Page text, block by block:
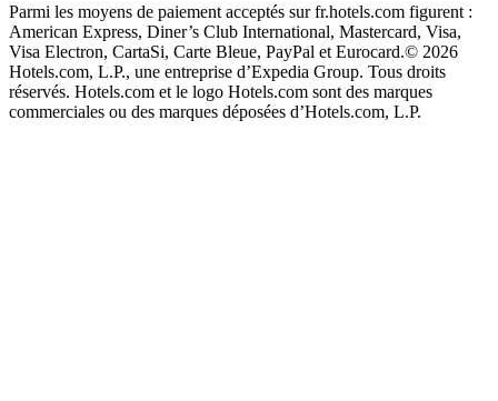
Parmi les moyens de paiement acceptés sur fr.hotels.com figurent :
American Express, Diner’s Club International, Mastercard, Visa,
Visa Electron, CartaSi, Carte Bleue, PayPal et Eurocard.© 2026
Hotels.com, L.P., une entreprise d’Expedia Group. Tous droits
réservés. Hotels.com et le logo Hotels.com sont des marques
commerciales ou des marques déposées d’Hotels.com, L.P.